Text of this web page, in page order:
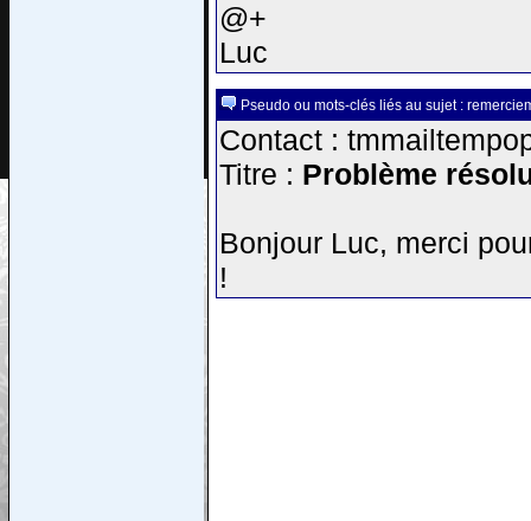
@+
Luc
Pseudo ou mots-clés liés au sujet :
Contact :
Titre : Problème
Bonjour Luc, merci
!